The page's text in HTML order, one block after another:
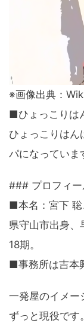
※画像出典：
■ひょっこりは
ひょっこりはん
パになっていま
### プロフィー
■本名：宮下
県守山市出身、
18期。
■事務所は吉本
一発屋のイメー
ずっと現役です。